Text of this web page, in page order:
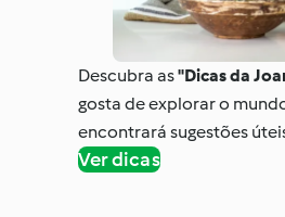
Descubra as"Dicas da
gosta de explorar o
encontrará sugestões
Ver dicas